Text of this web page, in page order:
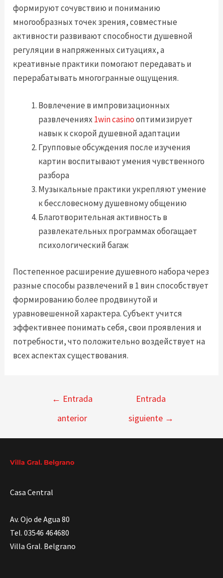
формируют сочувствию и пониманию
многообразных точек зрения, совместные
активности развивают способности душевной
регуляции в напряженных ситуациях, а
креативные практики помогают передавать и
перерабатывать многогранные ощущения.
Вовлечение в импровизационных
развлечениях 1win casinoоптимизирует
навык к скорой душевной адаптации
Групповые обсуждения после изучения
картин воспитывают умения чувственного
разбора
Музыкальные практики укрепляют умение
к бессловесному душевному общению
Благотворительная активность в
развлекательных программах обогащает
психологический багаж
Постепенное расширение душевного набора через
разные способы развлечений в 1 вин способствует
формированию более продвинутой и
уравновешенной характера. Субъект учится
эффективнее понимать себя, свои проявления и
потребности, что положительно воздействует на
всех аспектах существования.
Navegación
entradas
← Entrada
anterior
Entrada
siguiente →
Villa Gral. Belgrano
Casa Central
Av. Ojo de Agua 80
Tel. 03546 464680
Villa Gral. Belgrano